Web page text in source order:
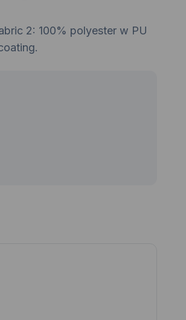
2: 100% polyester w PU